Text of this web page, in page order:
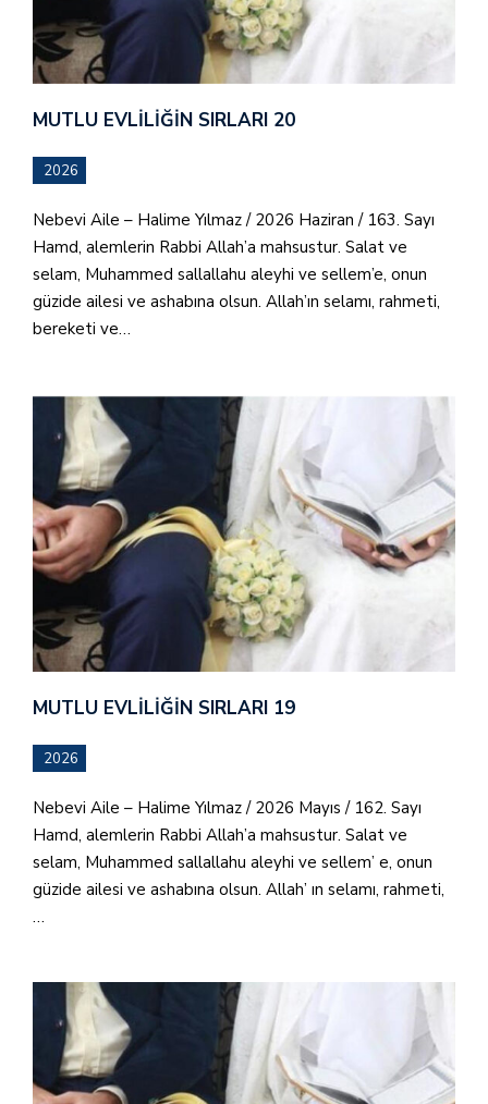
MUTLU EVLILIĞIN SIRLARI 20
2026
Nebevi Aile – Halime Yılmaz / 2026 Haziran / 163. Sayı
Hamd, alemlerin Rabbi Allah’a mahsustur. Salat ve
selam, Muhammed sallallahu aleyhi ve sellem’e, onun
güzide ailesi ve ashabına olsun. Allah’ın selamı, rahmeti,
bereketi ve…
MUTLU EVLILIĞIN SIRLARI 19
2026
Nebevi Aile – Halime Yılmaz / 2026 Mayıs / 162. Sayı
Hamd, alemlerin Rabbi Allah’a mahsustur. Salat ve
selam, Muhammed sallallahu aleyhi ve sellem’ e, onun
güzide ailesi ve ashabına olsun. Allah’ ın selamı, rahmeti,
…